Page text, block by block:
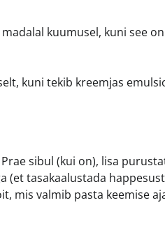
kuumusel, kuni see
kuni tekib kreemjas
sibul (kui on), lisa
(et tasakaalustada
mis valmib pasta keemise